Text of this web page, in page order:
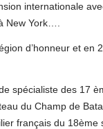
internationale
New York….
d’honneur et
spécialiste des 17
du Champ de
français du